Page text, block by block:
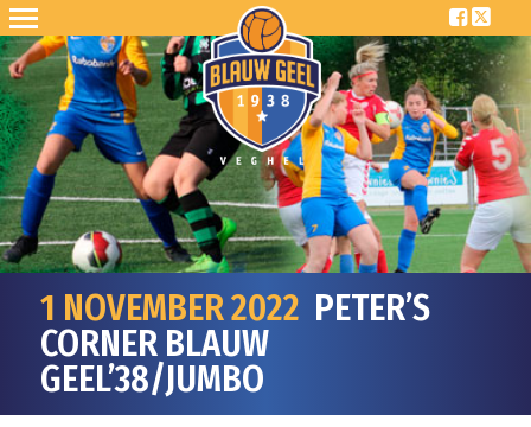
1 NOVEMBER 2022 PETER’S
CORNER BLAUW
GEEL’38/JUMBO